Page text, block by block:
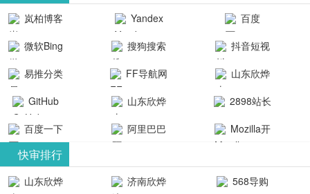
台内容丰
富，更新快
速，支持在
线观看，满
足各类影迷
需求，提供
无广告、高
清流畅的观
影体验。
量免费看电
影网站！
成全短剧电
视剧、电视
剧大全、好
看的电视
剧、最新的
电影在线观
看，神马影
最新好看的
动漫综合
提供最新电
视剧和2025
年最新电影
的在线观
看，快来碟
调电影网在
线观看最新
热门影视作
漫免费在线
观看
整合当前互
联网最新最
全最优质的
软件免费下
载、资源免
费共享、技
术教程学习
台！整合破
岚柏博客
Yandex
搜索
百度
微软Bing
搜狗搜索
引擎
抖音短视
频
易推分类
目录网
FF导航网
山东欣烨
化工有限公
GitHub
山东欣烨
生物科技有
2898站长
资源平台
百度一下
阿里巴巴
Mozilla开
快审排行
山东欣烨
济南欣烨
568导购